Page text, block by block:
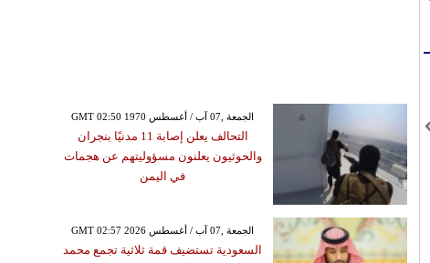
GMT 02:50 1970 الجمعة ,07 آب / أغسطس
التحالف يعلن إصابة 11 مدنيًا بنجران
والحوثيون يعلنون مسؤوليتهم عن هجمات
في اليمن
GMT 02:57 2026 الجمعة ,07 آب / أغسطس
السعودية تستضيف قمة ثلاثية تجمع محمد